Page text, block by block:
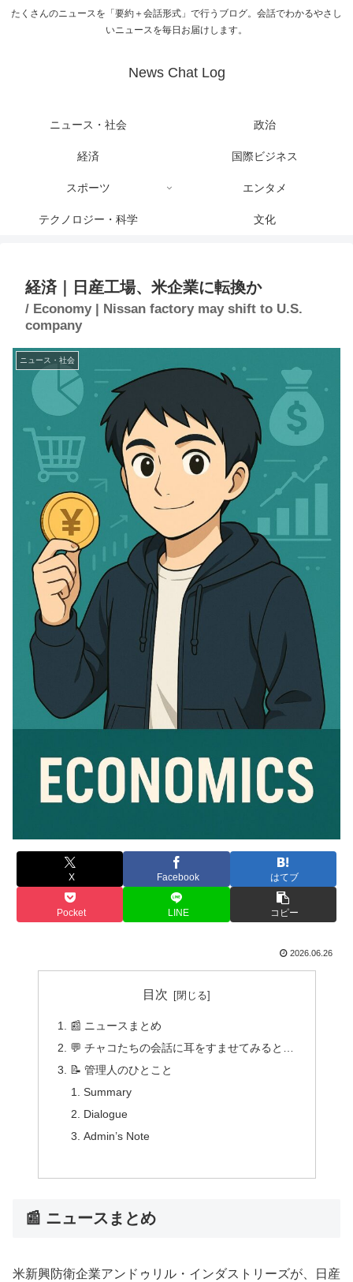
たくさんのニュースを「要約＋会話形式」で行うブログ。会話でわかるやさし
いニュースを毎日お届けします。
News Chat Log
ニュース・社会 政治
経済 国際ビジネス
スポーツ エンタメ
テクノロジー・科学 文化
経済｜日産工場、米企業に転換か
/ Economy | Nissan factory may shift to U.S.
company
ニュース・社会
X Facebook はてブ
Pocket LINE コピー
2026.06.26
目次
📰 ニュースまとめ
💬 チャコたちの会話に耳をすませてみると…
📝 管理人のひとこと
Summary
Dialogue
Admin’s Note
📰 ニュースまとめ
米新興防衛企業アンドゥリル・インダストリーズが、日産